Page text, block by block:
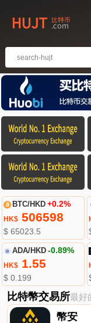
BTC/HKD +0.2%
HK$506598
$ 65023.5
ADA/HKD -0.89%
HK$1.55
$ 0.199
比特幣交易所最好
幣安